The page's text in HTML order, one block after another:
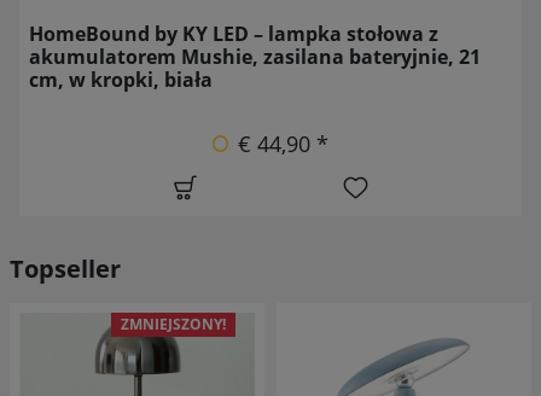
HomeBound by KY LED – lampka stołowa z
akumulatorem Mushie, zasilana bateryjnie, 21
cm, w kropki, biała
€ 44,90 *
Topseller